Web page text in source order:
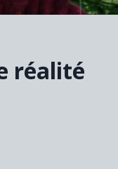
réalité